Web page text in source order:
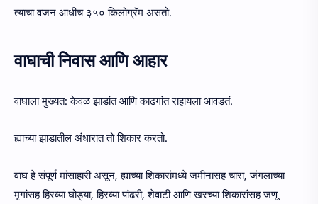
त्याचा वजन आधीच ३५० किलोग्रॅम असतो.
वाघाची निवास आणि आहार
वाघाला मुख्यत: केवळ झाडांत आणि काढगांत राहायला आवडतं.
ह्याच्या झाडातील अंधारात तो शिकार करतो.
वाघ हे संपूर्ण मांसाहारी असून, ह्याच्या शिकारांमध्ये जमीनासह चारा, जंगलाच्या
मृगांसह हिरव्या घोड्या, हिरव्या पांढरी, शेवाटी आणि खरच्या शिकारांसह जणू